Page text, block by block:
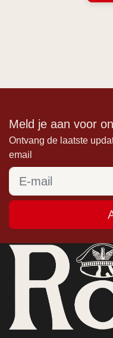
Meld je aan voor
Ontvang de laatste
email